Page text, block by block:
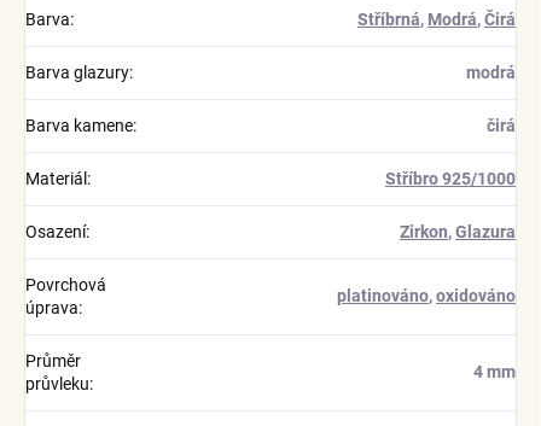
Barva: Stříbrná, Modrá,Čirá
Barva glazury: modrá
Barva kamene: čirá
Materiál : Stříbro 925/1000
Osazení: Zirkon,Glazura
Povrchová
úprava:
platinováno,oxidováno
Průměr
průvleku:
4 mm